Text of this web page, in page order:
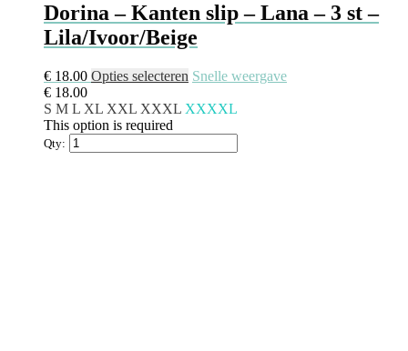
Dorina – Kanten slip – Lana – 3 st –
Lila/Ivoor/Beige
€ 18.00 Opties selecteren Snelle weergave
€ 18.00
S M L XL XXL XXXL XXXXL
This option is required
Qty: